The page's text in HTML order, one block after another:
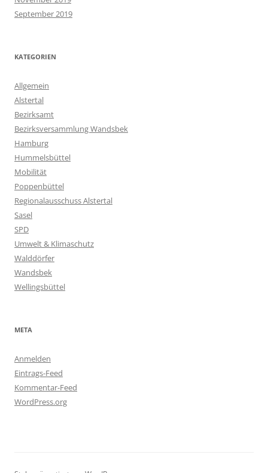
September 2019
KATEGORIEN
Allgemein
Alstertal
Bezirksamt
Bezirksversammlung Wandsbek
Hamburg
Hummelsbüttel
Mobilität
Poppenbüttel
Regionalausschuss Alstertal
Sasel
SPD
Umwelt & Klimaschutz
Walddörfer
Wandsbek
Wellingsbüttel
META
Anmelden
Eintrags-Feed
Kommentar-Feed
WordPress.org